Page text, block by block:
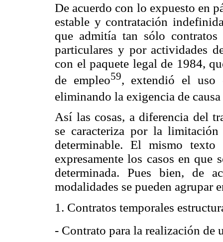
De acuerdo con lo expuesto en
estable y contratación
que admitía tan sólo contratos
particulares y por actividades
con el paquete legal de 1984,
de empleo59, extendió el uso
eliminando la exigencia de
Así las cosas, a diferencia del
se caracteriza por la
determinable. El mismo
expresamente los casos en que
determinada. Pues bien, de
modalidades se pueden agrupar
1. Contratos temporales
- Contrato para la realización de